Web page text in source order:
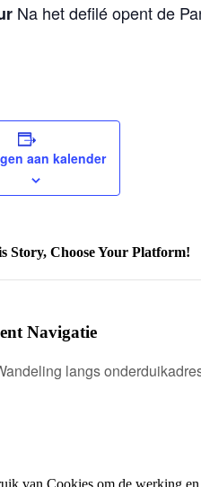
Na het defilé opent de
aan kalender
Story, Choose Your Platform!
Navigatie
langs
van Cookies om de werking